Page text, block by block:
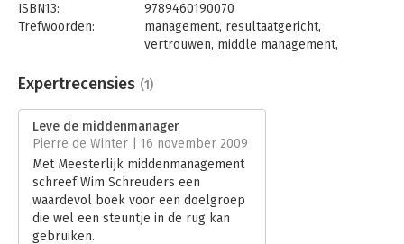
gebruikt de auteur talloze casussen. Casussen die de lezer
prikkelen met de vraag: hoe zou ik het in dit geval hebben
gedaan? Wat zou mijn aanpak zijn? Het boek bevat geen
Het boek focust zich op het enige instrument dat de
middenmanager rijk is: de mogelijkheid om het eigen gedrag te
variëren. De (midden-)manager die een verandering moet
bewerkstelligen, weet dat hij of zij zelf moet variëren in het
eigen gedrag om resultaat te boeken. Als gedrag dat nodig is
voor de middenmanager lastig is, dan weet hij dat voor een
mega-veranderklus staat! Hij of zij zal zelf moeten veranderen!
En veranderen is altijd lastig, ook voor managers. Dit boek
ISBN13:
9789460190070
Trefwoorden:
management, resultaatgericht,
vertrouwen, middle management,
Taal:
Nederlands
Aantal pagina's:
Uitgever:
Uitgeverij Fifty-fifty
Druk:
2
Hoofdrubriek:
Algemeen management
Expertrecensies (1)
Leve de middenmanager
Pierre de Winter | 16 november 2009
Met Meesterlijk middenmanagement
schreef Wim Schreuders een
waardevol boek voor een doelgroep
die wel een steuntje in de rug kan
gebruiken.